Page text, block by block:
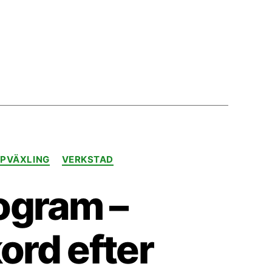
VERKSTAD
–
efter